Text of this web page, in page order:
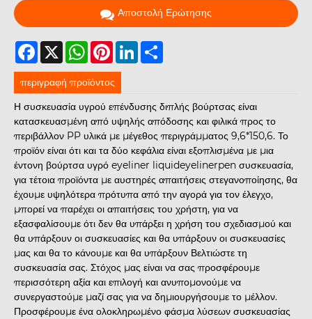
Αποστολή Ερώτησης
Facebook
X WhatsAppPinterestLinkedIn
περιγραφή προϊόντος
Η συσκευασία υγρού επένδυσης διπλής βούρτσας είναι
κατασκευασμένη από υψηλής απόδοσης και φιλικά προς το
περιβάλλον PP υλικά με μέγεθος περιγράμματος 9,6*150,6. Το
προϊόν είναι ότι και τα δύο κεφάλια είναι εξοπλισμένα με μια
έντονη βούρτσα υγρό eyeliner liquideyelinerpen συσκευασία,
για τέτοια προϊόντα με αυστηρές απαιτήσεις στεγανοποίησης, θα
έχουμε υψηλότερα πρότυπα από την αγορά για τον έλεγχο,
μπορεί να παρέχει οι απαιτήσεις του χρήστη, για να
εξασφαλίσουμε ότι δεν θα υπάρξει η χρήση του σχεδιασμού και
θα υπάρξουν οι συσκευασίες και θα υπάρξουν οι συσκευασίες
μας και θα το κάνουμε και θα υπάρξουν Βελτιώστε τη
συσκευασία σας. Στόχος μας είναι να σας προσφέρουμε
περισσότερη αξία και επιλογή και ανυπομονούμε να
συνεργαστούμε μαζί σας για να δημιουργήσουμε το μέλλον.
Προσφέρουμε ένα ολοκληρωμένο φάσμα λύσεων συσκευασίας